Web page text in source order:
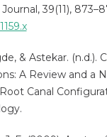
39(11),
& Astekar. (n.d.).
A Review and a
Canal